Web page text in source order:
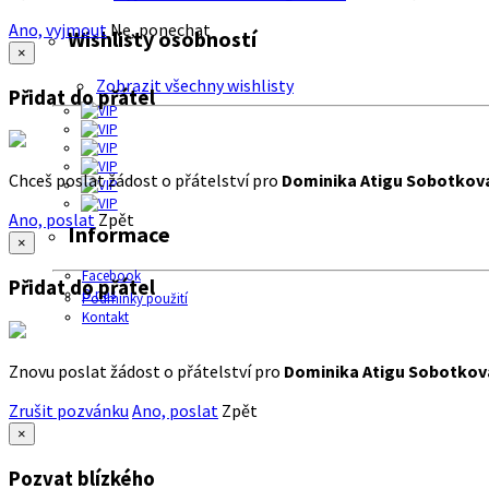
Wishlisty osobností
Zobrazit všechny wishlisty
Informace
Facebook
O nás
Podmínky použití
Kontakt
Ano, vyjmout Ne, ponechat
×
Přidat do přátel
Chceš poslat žádost o přátelství pro Dominika Atigu
Ano, poslat Zpět
×
Přidat do přátel
Znovu poslat žádost o přátelství pro Dominika Atigu
Zrušit pozvánku Ano, poslat Zpět
×
Pozvat blízkého